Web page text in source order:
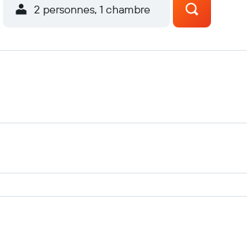
2 personnes, 1 chambre